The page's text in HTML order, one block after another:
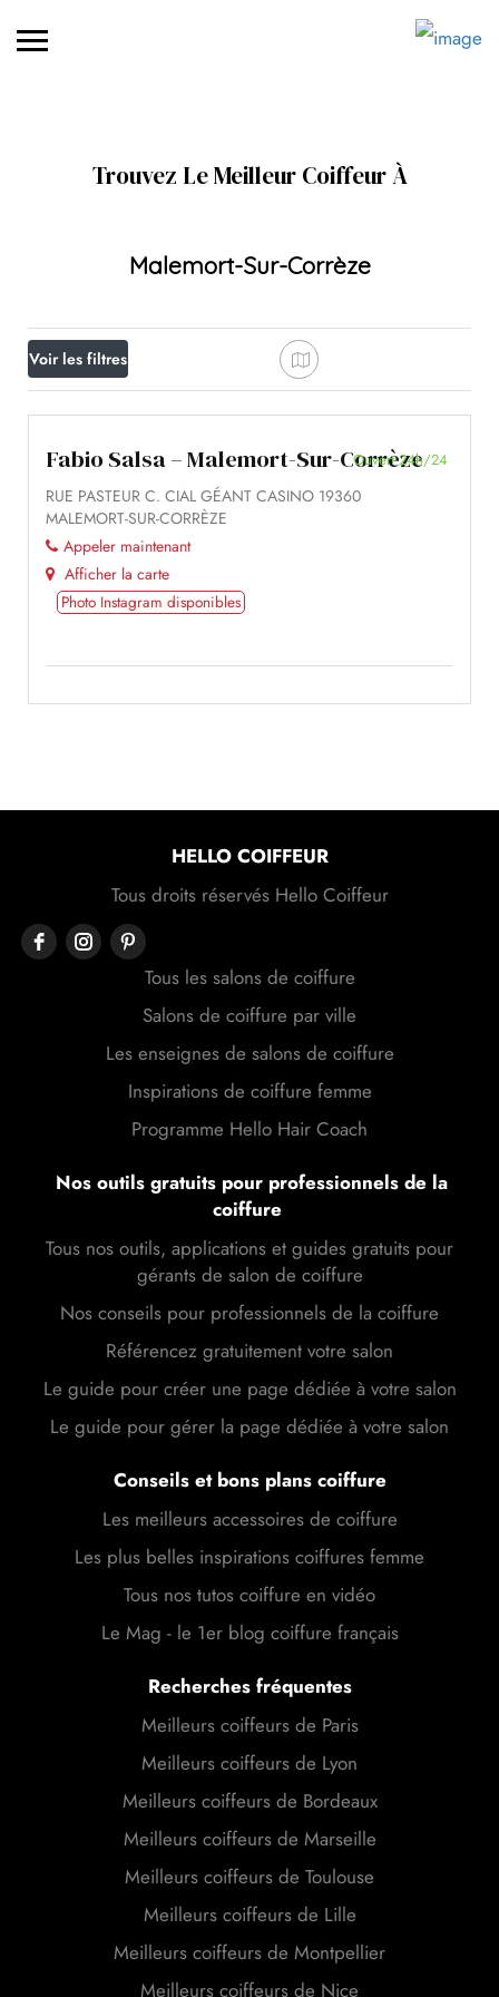
Trouvez Le Meilleur Coiffeur À
Malemort-Sur-Corrèze
Voir les filtres
Fabio Salsa – Malemort-Sur-Corrèze
RUE PASTEUR C. CIAL GÉANT CASINO 19360
MALEMORT-SUR-CORRÈZE
Appeler maintenant
Afficher la carte
Ouvert 24h/24
Photo Instagram disponibles
HELLO COIFFEUR
Tous droits réservés Hello Coiffeur
Tous les salons de coiffure
Salons de coiffure par ville
Les enseignes de salons de coiffure
Inspirations de coiffure femme
Programme Hello Hair Coach
Nos outils gratuits pour professionnels de la
coiffure
Tous nos outils, applications et guides gratuits pour
gérants de salon de coiffure
Nos conseils pour professionnels de la coiffure
Référencez gratuitement votre salon
Le guide pour créer une page dédiée à votre salon
Le guide pour gérer la page dédiée à votre salon
Conseils et bons plans coiffure
Les meilleurs accessoires de coiffure
Les plus belles inspirations coiffures femme
Tous nos tutos coiffure en vidéo
Le Mag - le 1er blog coiffure français
Recherches fréquentes
Meilleurs coiffeurs de Paris
Meilleurs coiffeurs de Lyon
Meilleurs coiffeurs de Bordeaux
Meilleurs coiffeurs de Marseille
Meilleurs coiffeurs de Toulouse
Meilleurs coiffeurs de Lille
Meilleurs coiffeurs de Montpellier
Meilleurs coiffeurs de Nice